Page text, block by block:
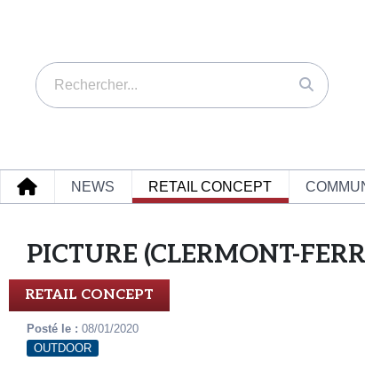
NEWS RETAIL CONCEPT
PICTURE (CLERMONT-
RETAIL CONCEPT
Posté le : 08/01/2020
OUTDOOR